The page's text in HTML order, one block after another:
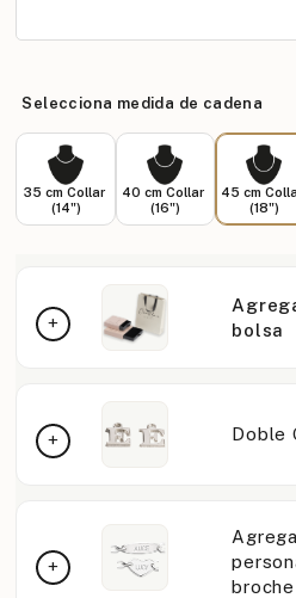
Selecciona medida de cadena
35 cm Collar
(14")
40 cm Collar
(16")
45 cm
(18")
bolsa
Doble
Agrega
broche